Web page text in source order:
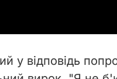
i
у відповідь